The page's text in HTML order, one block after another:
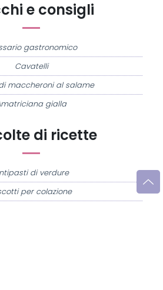
di ricette
di verdure
per colazione
e consigli
gastronomico
Cavatelli
maccheroni al salame
gialla